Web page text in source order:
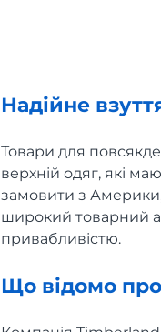
Надійне
Товари для
верхній одяг, які
замовити з
широкий товарний
привабливістю.
Що відомо